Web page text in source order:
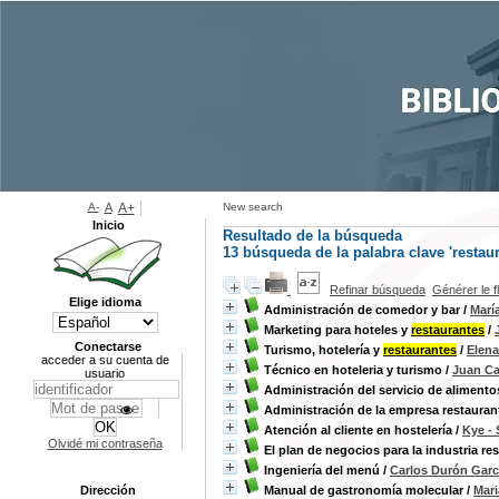
New search
Resultado de la búsqueda
13 búsqueda de la palabra clave
Refinar búsqueda Générer le
Administración de comedor y bar/
Marketing para hoteles y restaurantes /
Turismo, hotelería y restaurantes /
Técnico en hoteleria y turismo / Juan
Administración del servicio de
Administración de la empresa
Atención al cliente en hostelería / Kye -
El plan de negocios para la industria
Ingeniería del menú / Carlos Durón
Manual de gastronomía molecular/
A- A A+
Inicio
Elige idioma
Conectarse
acceder a su cuenta de
usuario
Olvidé mi contraseña
Dirección